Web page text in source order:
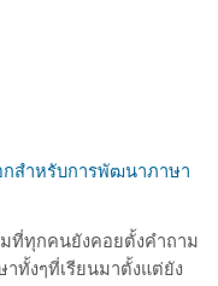
สำหรับการพัฒนาภาษา
ที่ทุกคนยังคอยตั้งคำถาม
าทั้งๆที่เรียนมาตั้งแต่ยัง